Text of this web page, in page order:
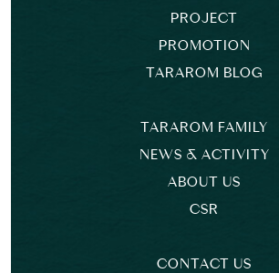
PROJECT
PROMOTION
TARAROM BLOG
TARAROM FAMILY
NEWS & ACTIVITY
ABOUT US
CSR
CONTACT US